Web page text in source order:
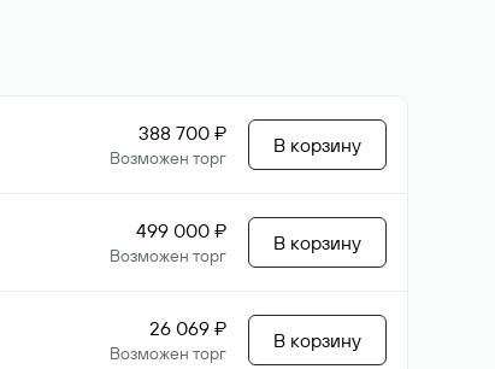
388 700 ₽
Возможен торг
В корзину
499 000 ₽
Возможен торг
В корзину
26 069 ₽
Возможен торг
В корзину